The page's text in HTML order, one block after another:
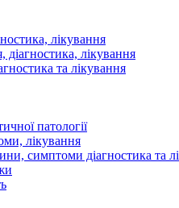
лiкування
лікування
та лікування
патології
лікування
симптоми діагностика та